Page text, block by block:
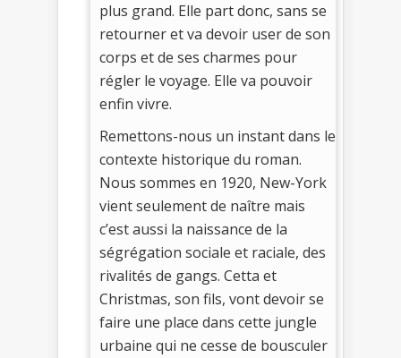
plus grand. Elle part donc, sans se
retourner et va devoir user de son
corps et de ses charmes pour
régler le voyage. Elle va pouvoir
enfin vivre.
Remettons-nous un instant dans le
contexte historique du roman.
Nous sommes en 1920, New-York
vient seulement de naître mais
c’est aussi la naissance de la
ségrégation sociale et raciale, des
rivalités de gangs. Cetta et
Christmas, son fils, vont devoir se
faire une place dans cette jungle
urbaine qui ne cesse de bousculer